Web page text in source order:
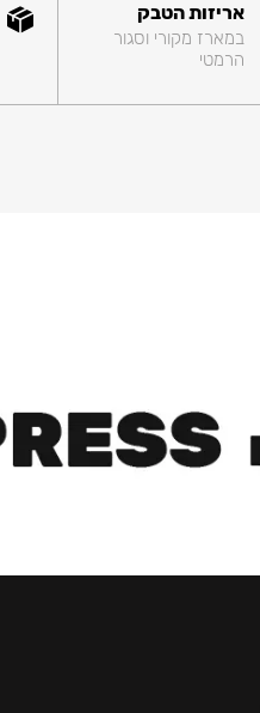
אריזות הטבק
במארז מקורי וסגור
הרמטי